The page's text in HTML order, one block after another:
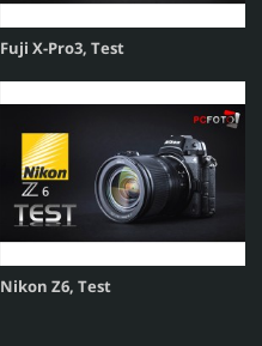
Fuji X-Pro3, Test
Nikon Z6, Test